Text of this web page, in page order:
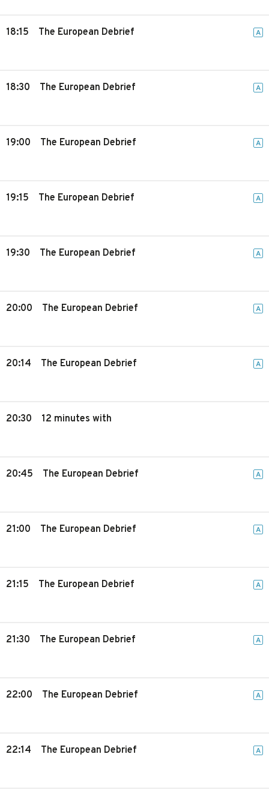
18:15 The European Debrief A
18:30 The European Debrief A
19:00 The European Debrief A
19:15 The European Debrief A
19:30 The European Debrief A
20:00 The European Debrief A
20:14 The European Debrief A
20:30 12 minutes with
20:45 The European Debrief A
21:00 The European Debrief A
21:15 The European Debrief A
21:30 The European Debrief A
22:00 The European Debrief A
22:14 The European Debrief A